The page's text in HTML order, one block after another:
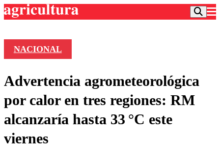
Frecuencias
Agricultura TV
Deportes
Colo Colo
Entretención
NACIONAL
Advertencia agrometeorológica
por calor en tres regiones: RM
alcanzaría hasta 33 °C este
viernes